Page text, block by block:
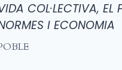
COL·LECTIVA, EL
I ECONOMIA